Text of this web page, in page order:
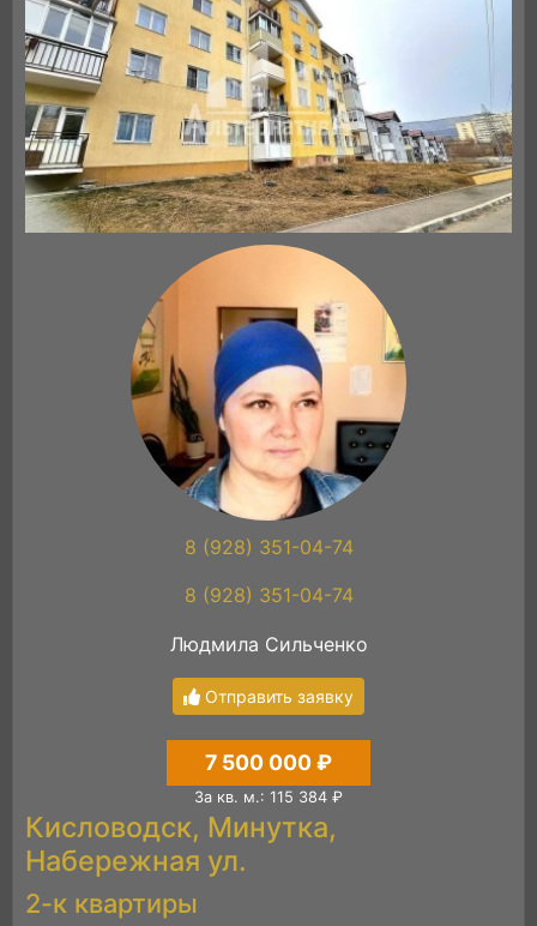
8 (928) 351-04-74
8 (928) 351-04-74
Людмила Сильченко
Отправить заявку
7 500 000 ₽
За кв. м.: 115 384 ₽
Кисловодск, Минутка,
Набережная ул.
2-к квартиры